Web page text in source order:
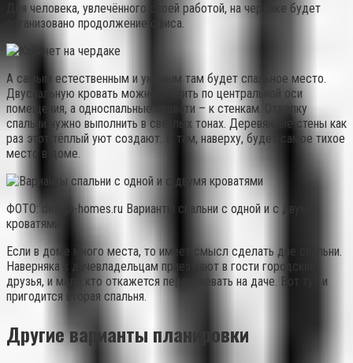
Для человека, увлечённого своей работой, на чердаке будет
организовано продолжение офиса.
А самым естественным и уютным там будет спальное место.
Двуспальную кровать можно ставить по центральной оси
помещения, а односпальные кровати – к стенкам. Отделку
спальни нужно выполнить в светлых тонах. Деревянные стены как
раз этот тёплый уют создают. И там, наверху, будет самое тихое
место в доме.
ФОТО: design-homes.ru Варианты спальни с одной и с двумя
кроватями
Если в доме много места, то имеет смысл сделать две спальни.
Наверняка к дачевладельцам приезжают в гости городские
друзья, и мало кто откажется переночевать на даче. Вот тут и
пригодится вторая спальня.
Другие варианты планировки